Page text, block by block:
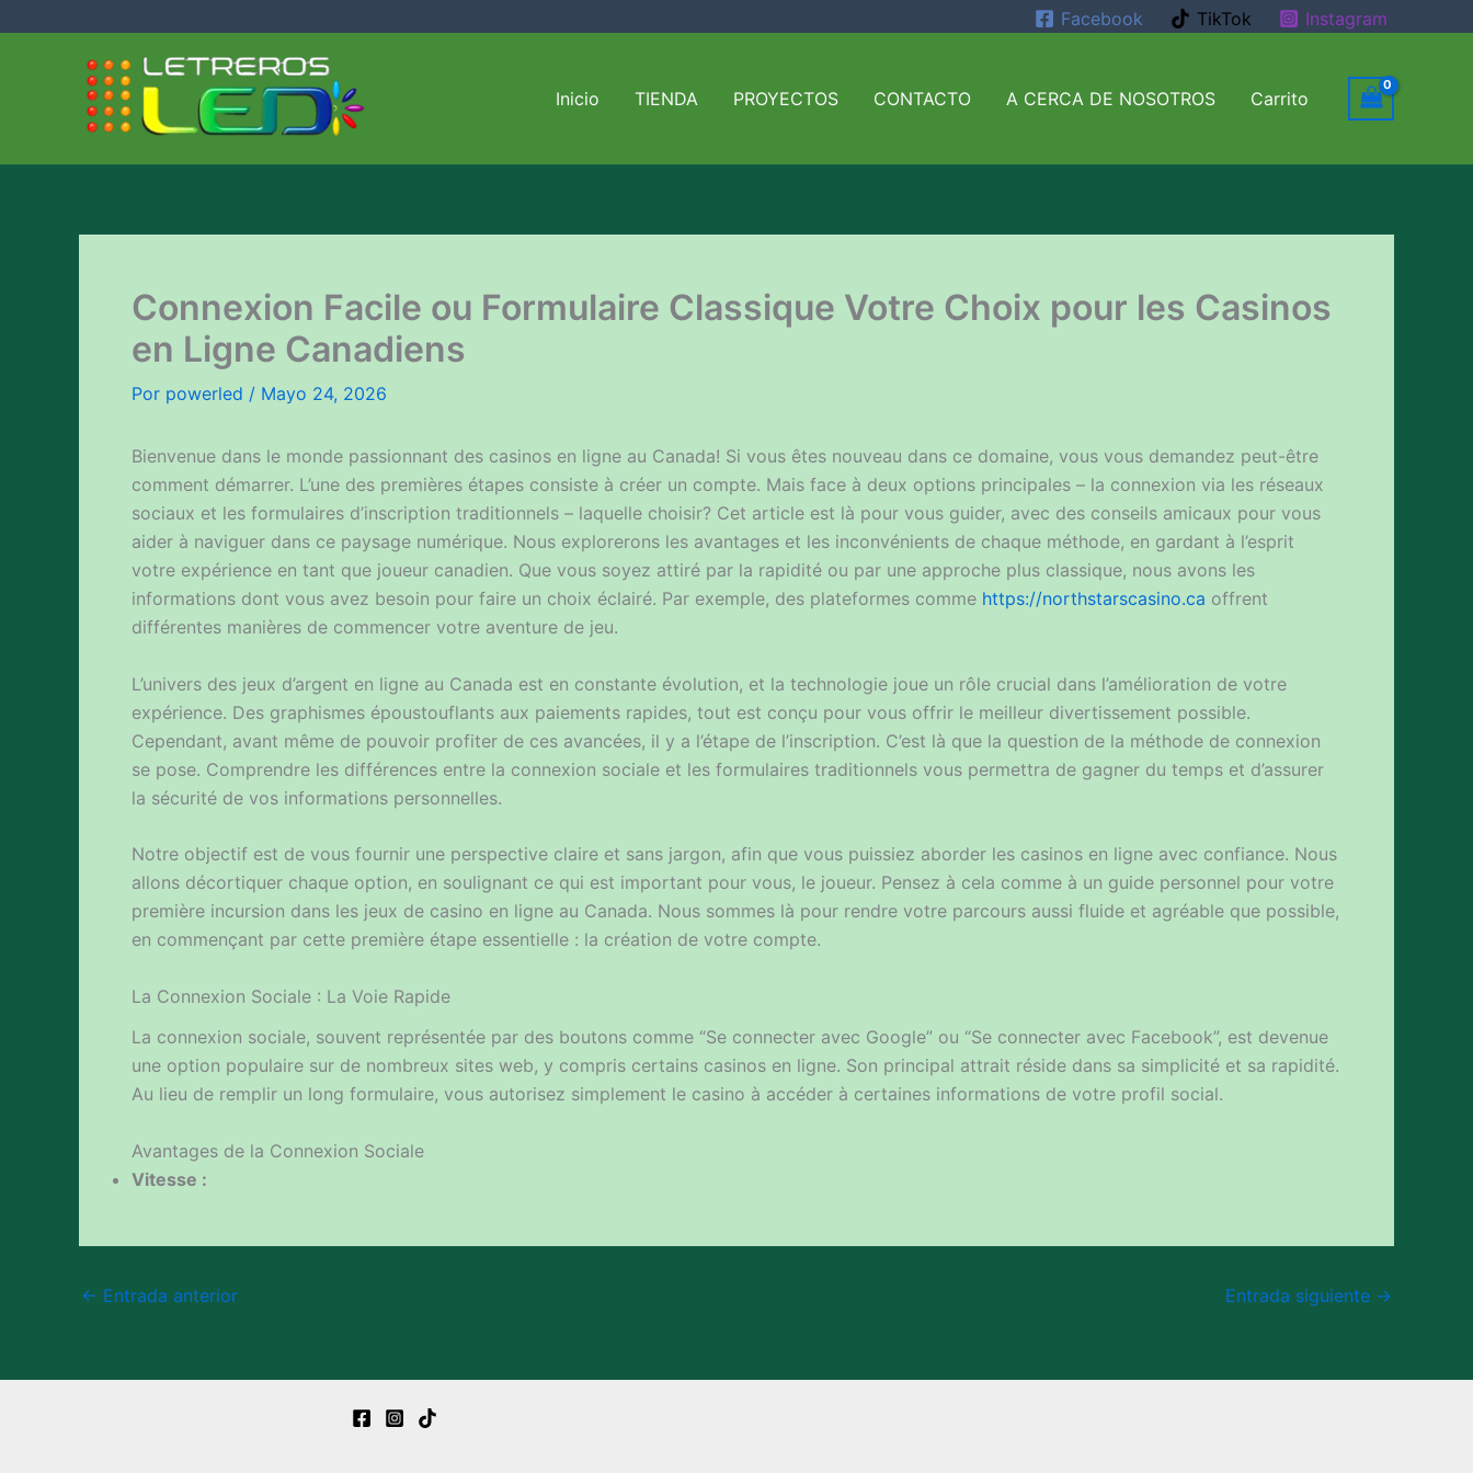
Facebook TikTok Instagram
Inicio TIENDA PROYECTOS CONTACTO A CERCA DE NOSOTROS Carrito
Connexion Facile ou Formulaire Classique Votre Choix pour les Casinos
en Ligne Canadiens
Por powerled / Mayo 24, 2026
Bienvenue dans le monde passionnant des casinos en ligne au Canada! Si vous êtes nouveau dans ce domaine, vous vous demandez peut-être
comment démarrer. L’une des premières étapes consiste à créer un compte. Mais face à deux options principales – la connexion via les réseaux
sociaux et les formulaires d’inscription traditionnels – laquelle choisir? Cet article est là pour vous guider, avec des conseils amicaux pour vous
aider à naviguer dans ce paysage numérique. Nous explorerons les avantages et les inconvénients de chaque méthode, en gardant à l’esprit
votre expérience en tant que joueur canadien. Que vous soyez attiré par la rapidité ou par une approche plus classique, nous avons les
informations dont vous avez besoin pour faire un choix éclairé. Par exemple, des plateformes comme https://northstarscasino.ca offrent
différentes manières de commencer votre aventure de jeu.
L’univers des jeux d’argent en ligne au Canada est en constante évolution, et la technologie joue un rôle crucial dans l’amélioration de votre
expérience. Des graphismes époustouflants aux paiements rapides, tout est conçu pour vous offrir le meilleur divertissement possible.
Cependant, avant même de pouvoir profiter de ces avancées, il y a l’étape de l’inscription. C’est là que la question de la méthode de connexion
se pose. Comprendre les différences entre la connexion sociale et les formulaires traditionnels vous permettra de gagner du temps et d’assurer
la sécurité de vos informations personnelles.
Notre objectif est de vous fournir une perspective claire et sans jargon, afin que vous puissiez aborder les casinos en ligne avec confiance. Nous
allons décortiquer chaque option, en soulignant ce qui est important pour vous, le joueur. Pensez à cela comme à un guide personnel pour votre
première incursion dans les jeux de casino en ligne au Canada. Nous sommes là pour rendre votre parcours aussi fluide et agréable que possible,
en commençant par cette première étape essentielle : la création de votre compte.
La Connexion Sociale : La Voie Rapide
La connexion sociale, souvent représentée par des boutons comme “Se connecter avec Google” ou “Se connecter avec Facebook”, est devenue
une option populaire sur de nombreux sites web, y compris certains casinos en ligne. Son principal attrait réside dans sa simplicité et sa rapidité.
Au lieu de remplir un long formulaire, vous autorisez simplement le casino à accéder à certaines informations de votre profil social.
Avantages de la Connexion Sociale
Vitesse :
← Entrada anterior Entrada siguiente →